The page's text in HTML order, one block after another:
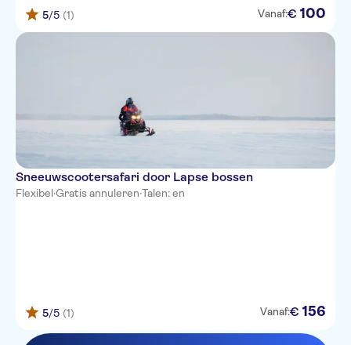
5/5 (1) Vanaf:€ 100
Sneeuwscootersafari door Lapse bossen
Flexibel·Gratis annuleren·Talen: en
5/5 (1) Vanaf:€ 156